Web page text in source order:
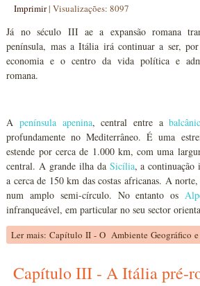
Imprimir|Visualizações: 8097
Já no século III ae a expansão romana
península, mas a Itália irá continuar a ser,
economia e o centro da vida política e
romana.
Apenínsula apenina, central entre a
profundamente no Mediterrâneo. É uma
estende por cerca de 1.000 km, com uma
central. A grande ilha da Sicília, a continuação
a cerca de 150 km das costas africanas. A
num amplo semi-círculo. No entanto os
infranqueável, em particular no seu sector
Ler mais: Capítulo II - O Ambiente Geográfico e
Capítulo III - A Itália pré-